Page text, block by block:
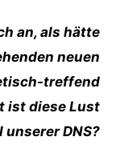
an, als hätte
neuen
treffend
ist diese Lust
unserer DNS?